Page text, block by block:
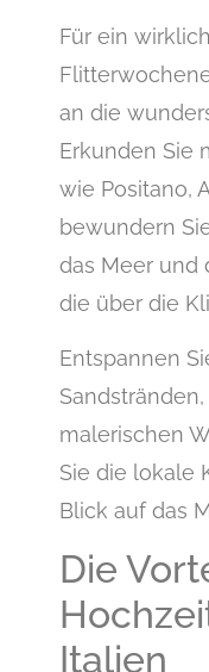
Für ein
an die
Erkunden Sie
wie Positano,
bewundern
das Meer und
die über die
Entspannen
malerischen
Sie die lokale
Blick auf das
Die
Italien